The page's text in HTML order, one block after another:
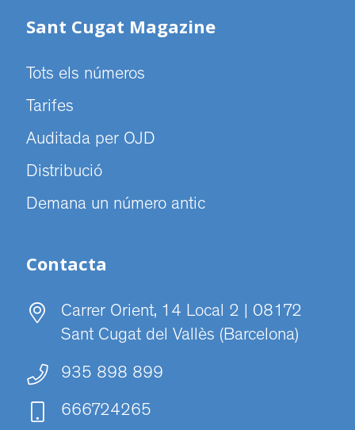
Sant Cugat Magazine
Tots els números
Tarifes
Auditada per OJD
Distribució
Demana un número antic
Contacta
Carrer Orient, 14 Local 2 | 08172
Sant Cugat del Vallès (Barcelona)
935 898 899
666724265